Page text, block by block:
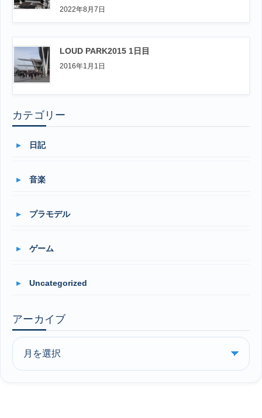
2022年8月7日
LOUD PARK2015 1日目
2016年1月1日
カテゴリー
日記
音楽
プラモデル
ゲーム
Uncategorized
アーカイブ